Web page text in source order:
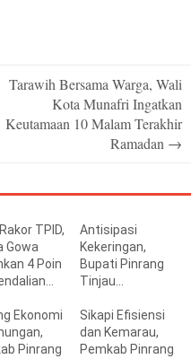
Tarawih Bersama Warga, Wali
Kota Munafri Ingatkan
Keutamaan 10 Malam Terakhir
Ramadan →
TPID,
Gowa
4 Poin
Antisipasi
Kekeringan,
Bupati Pinrang
Tinjau
Irigasi
Perpompaan di
Tiroang
Ekonomi
Pinrang
Sikapi Efisiensi
dan Kemarau,
Pemkab Pinrang